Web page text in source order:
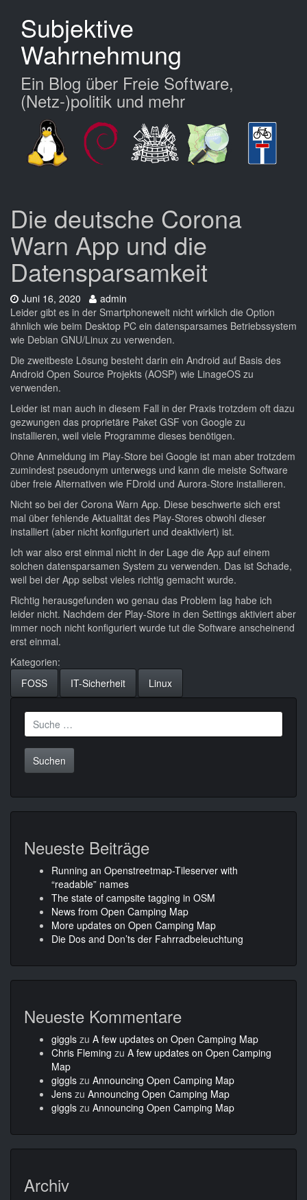
Hauptinhalt
springen
Subjektive
Wahrnehmung
Ein Blog über Freie Software,
(Netz-)politik und mehr
Die deutsche Corona
Warn App und die
Datensparsamkeit
Datum:
Juni 16, 2020 Autor:
admin
Leider gibt es in der Smartphonewelt nicht wirklich die Option
ähnlich wie beim Desktop PC ein datensparsames Betriebssystem
wie Debian GNU/Linux zu verwenden.
Die zweitbeste Lösung besteht darin ein Android auf Basis des
Android Open Source Projekts (AOSP) wie LinageOS zu
verwenden.
Leider ist man auch in diesem Fall in der Praxis trotzdem oft dazu
gezwungen das proprietäre Paket GSF von Google zu
installieren, weil viele Programme dieses benötigen.
Ohne Anmeldung im Play-Store bei Google ist man aber trotzdem
zumindest pseudonym unterwegs und kann die meiste Software
über freie Alternativen wie FDroid und Aurora-Store installieren.
Nicht so bei der Corona Warn App. Diese beschwerte sich erst
mal über fehlende Aktualität des Play-Stores obwohl dieser
installiert (aber nicht konfiguriert und deaktiviert) ist.
Ich war also erst einmal nicht in der Lage die App auf einem
solchen datensparsamen System zu verwenden. Das ist Schade,
weil bei der App selbst vieles richtig gemacht wurde.
Richtig herausgefunden wo genau das Problem lag habe ich
leider nicht. Nachdem der Play-Store in den Settings aktiviert aber
immer noch nicht konfiguriert wurde tut die Software anscheinend
erst einmal.
Kategorien:
FOSS
IT-Sicherheit Linux
Suche
nach:
Neueste Beiträge
Running an Openstreetmap-Tileserver with
“readable” names
The state of campsite tagging in OSM
News from Open Camping Map
More updates on Open Camping Map
Die Dos and Don’ts der Fahrradbeleuchtung
Neueste Kommentare
giggls zu A few updates on Open Camping Map
Chris Fleming zu A few updates on Open Camping
Map
giggls zu Announcing Open Camping Map
Jens zu Announcing Open Camping Map
giggls zu Announcing Open Camping Map
Archiv